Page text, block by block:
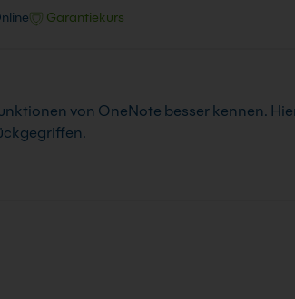
Garantiekurs
von OneNote besser kennen.